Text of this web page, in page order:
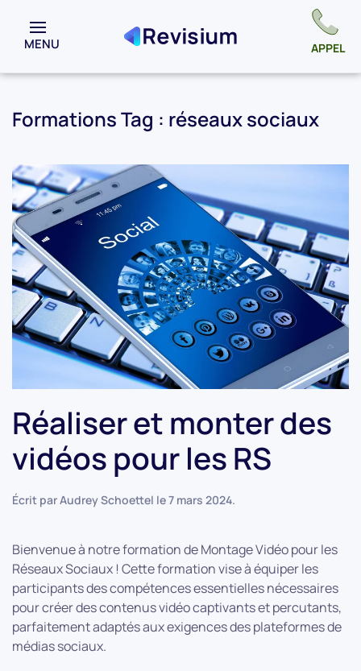
MENU APPEL
Formations Tag : réseaux sociaux
Réaliser et monter des
vidéos pour les RS
Écrit parAudrey Schoettel le7 mars 2024.
Bienvenue à notre formation de Montage Vidéo pour les
Réseaux Sociaux ! Cette formation vise à équiper les
participants des compétences essentielles nécessaires
pour créer des contenus vidéo captivants et percutants,
parfaitement adaptés aux exigences des plateformes de
médias sociaux.